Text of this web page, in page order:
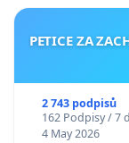
PETICE ZA
2 743 podpisů
162 Podpisy / 7
4 May 2026